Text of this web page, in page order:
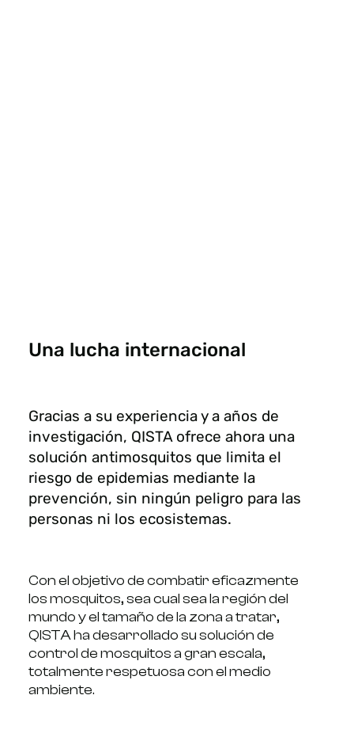
Una lucha internacional
Gracias a su experiencia y a años de
investigación, QISTA ofrece ahora una
solución antimosquitos que limita el
riesgo de epidemias mediante la
prevención, sin ningún peligro para las
personas ni los ecosistemas.
Con el objetivo de combatir eficazmente
los mosquitos, sea cual sea la región del
mundo y el tamaño de la zona a tratar,
QISTA ha desarrollado su solución de
control de mosquitos a gran escala,
totalmente respetuosa con el medio
ambiente.